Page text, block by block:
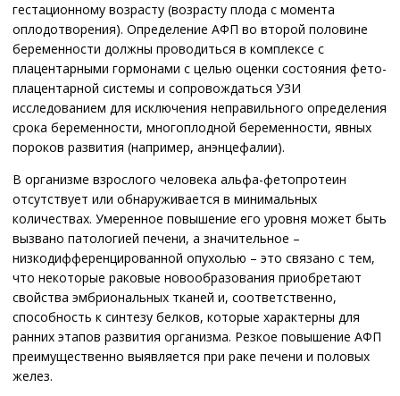
гестационному возрасту (возрасту плода с момента
оплодотворения). Определение АФП во второй половине
беременности должны проводиться в комплексе с
плацентарными гормонами с целью оценки состояния фето-
плацентарной системы и сопровождаться УЗИ
исследованием для исключения неправильного определения
срока беременности, многоплодной беременности, явных
пороков развития (например, анэнцефалии).
В организме взрослого человека альфа-фетопротеин
отсутствует или обнаруживается в минимальных
количествах. Умеренное повышение его уровня может быть
вызвано патологией печени, а значительное –
низкодифференцированной опухолью – это связано с тем,
что некоторые раковые новообразования приобретают
свойства эмбриональных тканей и, соответственно,
способность к синтезу белков, которые характерны для
ранних этапов развития организма. Резкое повышение АФП
преимущественно выявляется при раке печени и половых
желез.